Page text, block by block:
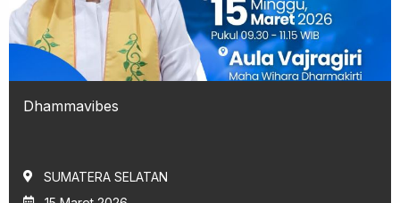
Dhammavibes
SUMATERA SELATAN